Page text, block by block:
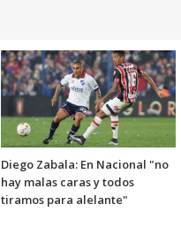
Diego Zabala: En Nacional "no
hay malas caras y todos
tiramos para alelante"